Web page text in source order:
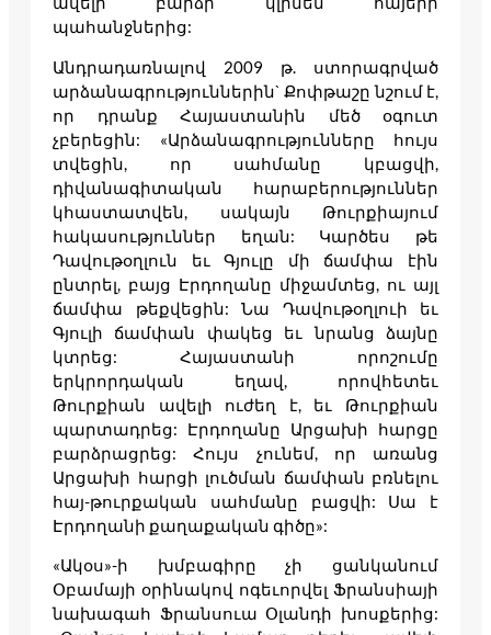
պահանջներից:
Անդրադառնալով 2009 թ. ստորագրված
արձանագրություններին` Քոփթաշը նշում է,
որ դրանք Հայաստանին մեծ օգուտ
չբերեցին: «Արձանագրությունները հույս
տվեցին, որ սահմանը կբացվի,
դիվանագիտական հարաբերություններ
կհաստատվեն, սակայն Թուրքիայում
հակասություններ եղան: Կարծես թե
Դավութօղլուն եւ Գյուլը մի ճամփա էին
ընտրել, բայց Էրդողանը միջամտեց, ու այլ
ճամփա թեքվեցին: Նա Դավութօղլուի եւ
Գյուլի ճամփան փակեց եւ նրանց ձայնը
կտրեց: Հայաստանի որոշումը
երկրորդական եղավ, որովհետեւ
Թուրքիան ավելի ուժեղ է, եւ Թուրքիան
պարտադրեց: Էրդողանը Արցախի հարցը
բարձրացրեց: Հույս չունեմ, որ առանց
Արցախի հարցի լուծման ճամփան բռնելու
հայ-թուրքական սահմանը բացվի: Սա է
Էրդողանի քաղաքական գիծը»:
«Ակօս»-ի խմբագիրը չի ցանկանում
Օբամայի օրինակով ոգեւորվել Ֆրանսիայի
նախագահ Ֆրանսուա Օլանդի խոսքերից: